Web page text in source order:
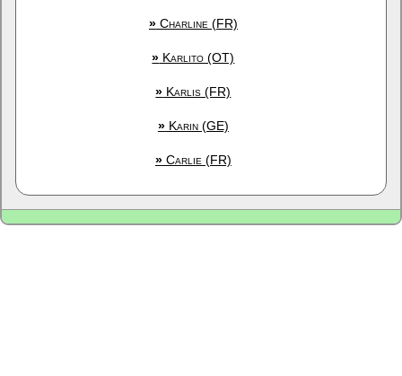
»Charline (FR)
» Karlito (OT)
» Karlis (FR)
»Karin (GE)
»Carlie (FR)